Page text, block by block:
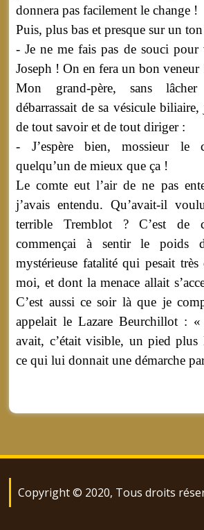
donnera pas facilement le change !
Puis, plus bas et presque sur un ton
- Je ne me fais pas de souci pour
Joseph ! On en fera un bon veneur
Mon grand-père, sans
débarrassait de sa vésicule
de tout savoir et de tout diriger :
- J’espère bien, mossieur le
quelqu’un de mieux que ça !
Le comte eut l’air de ne pas
j’avais entendu. Qu’avait-il
terrible Tremblot ? C’est
commençai à sentir le poids
mystérieuse fatalité qui pesait très
moi, et dont la menace allait
C’est aussi ce soir là que je
appelait le Lazare Beurchillot :
avait, c’était visible, un pied plus
ce qui lui donnait une
Copyright © 2020, Tous droits